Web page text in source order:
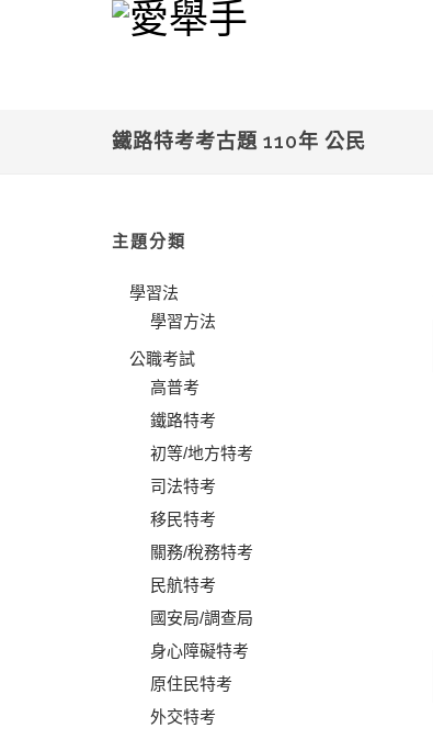
鐵路特考考古題 110年 公民
主題分類
學習法
學習方法
公職考試
高普考
鐵路特考
初等/地方特考
司法特考
移民特考
關務/稅務特考
民航特考
國安局/調查局
身心障礙特考
原住民特考
外交特考